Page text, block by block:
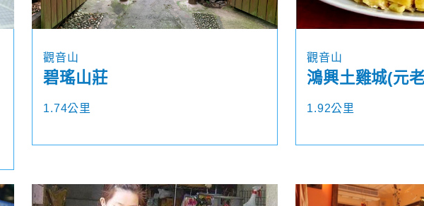
觀音山
碧瑤山莊
1.74公里
觀音山
鴻興土雞城(元
1.92公里